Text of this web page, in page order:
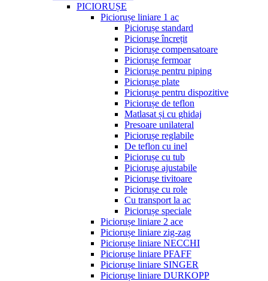
PICIORUȘE
Piciorușe liniare 1 ac
Piciorușe standard
Piciorușe încrețit
Piciorușe compensatoare
Piciorușe fermoar
Piciorușe pentru piping
Piciorușe plate
Piciorușe pentru dispozitive
Piciorușe de teflon
Matlasat și cu ghidaj
Presoare unilateral
Piciorușe reglabile
De teflon cu inel
Piciorușe cu tub
Piciorușe ajustabile
Piciorușe tivitoare
Piciorușe cu role
Cu transport la ac
Piciorușe speciale
Piciorușe liniare 2 ace
Piciorușe liniare zig-zag
Piciorușe liniare NECCHI
Piciorușe liniare PFAFF
Piciorușe liniare SINGER
Piciorușe liniare DURKOPP